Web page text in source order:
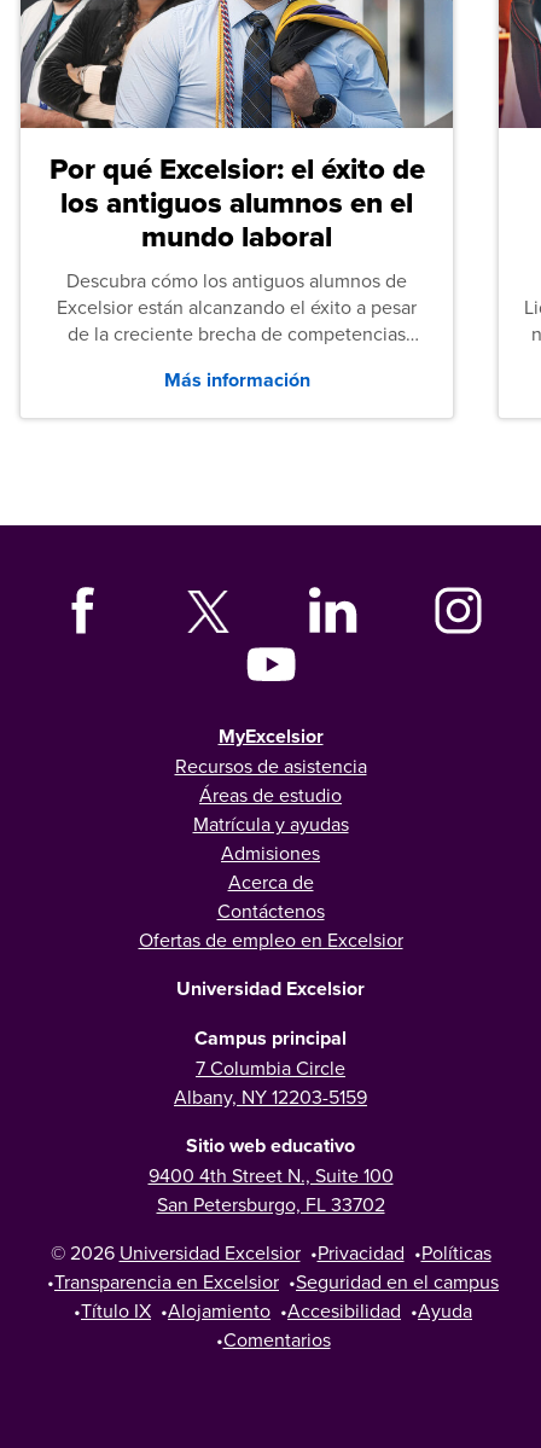
Por qué Excelsior: el éxito de
los antiguos alumnos en el
mundo laboral
Descubra cómo los antiguos alumnos de
Excelsior están alcanzando el éxito a pesar
de la creciente brecha de competencias
tanto las empresas como los recién
graduados en todo Estados Unidos.
Más información
MyExcelsior
Recursos de asistencia
Áreas de estudio
Matrícula y ayudas
Admisiones
Acerca de
Contáctenos
Ofertas de empleo en Excelsior
Universidad Excelsior
Campus principal
7 Columbia Circle
Albany, NY 12203-5159
Sitio web educativo
9400 4th Street N., Suite 100
San Petersburgo, FL 33702
© 2026 Universidad Excelsior •Privacidad •Políticas
•Transparencia en Excelsior •Seguridad en el campus
•Título IX •Alojamiento •Accesibilidad •Ayuda
•Comentarios